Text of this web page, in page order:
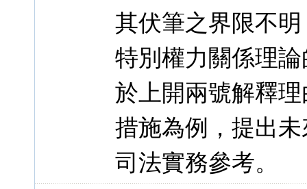
其伏筆之界限不
特別權力關係理
於上開兩號解釋
措施為例，提出
司法實務參考。